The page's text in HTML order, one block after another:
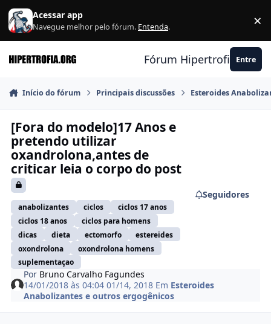
Ir para conteúdo
Acessar app
Navegue melhor pelo fórum. Entenda. ×
Fórum Hipertrofia.org
Entre
Início do fórum Principais discussões Esteroides
[Fora do modelo]17 Anos e
pretendo utilizar
oxandrolona,antes de
criticar leia o corpo do post
anabolizantes ciclos
ciclos 17 anos
ciclos 18 anos
ciclos para homens
dicas
dieta ectomorfo
estereides
oxondrolona
oxondrolona homens
suplementaçao
Seguidores
Por Bruno Carvalho Fagundes
14/01/2018 às 04:0401/14, 2018 Em Esteroides
Anabolizantes e outros ergogênicos